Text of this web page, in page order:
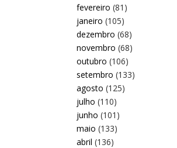
fevereiro (81)
janeiro (105)
dezembro (68)
novembro (68)
outubro (106)
setembro (133)
agosto (125)
julho (110)
junho (101)
maio (133)
abril (136)